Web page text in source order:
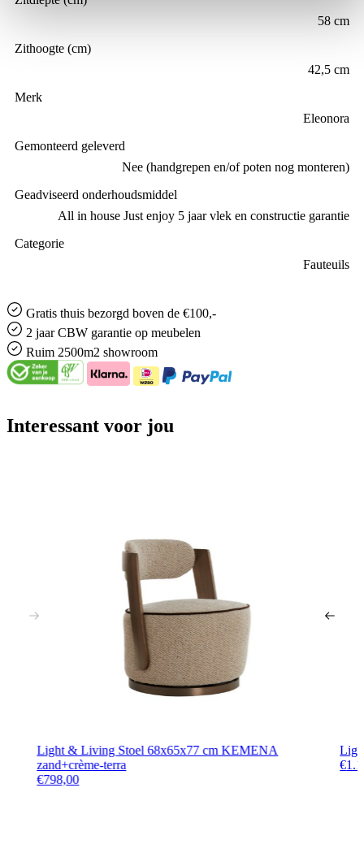
58 cm
Zithoogte (cm)
42,5 cm
Merk
Eleonora
Gemonteerd geleverd
Nee (handgrepen en/of poten nog monteren)
Geadviseerd onderhoudsmiddel
All in house Just enjoy 5 jaar vlek en constructie garantie
Categorie
Fauteuils
Gratis thuis bezorgd boven de €100,-
2 jaar CBW garantie op meubelen
Ruim 2500m2 showroom
Interessant voor jou
Light & Living Stoel 68x65x77 cm KEMENA
zand+crème-terra
€798,00
€